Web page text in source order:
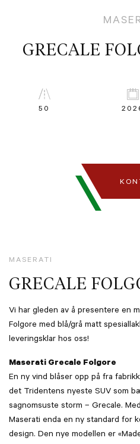
GRECALE
50
MASERATI
GRECALE
Vi har gleden av å presentere en
Folgore med blå/grå matt
leveringsklar hos oss!
Maserati Grecale Folgore
En ny vind blåser opp på fra
det Tridentens nyeste SUV som
sagnomsuste storm – Grecale.
Maserati enda en ny standard for
design. Den nye modellen er